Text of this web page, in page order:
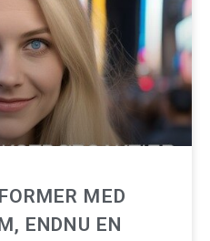
MED
ENDNU EN